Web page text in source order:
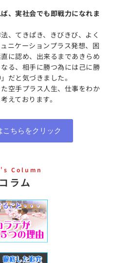
、実社会でも即戦力になれま
、てきぱき、きびきび、よく
ニケーションプラス発想、困
に認め、出来るまであきらめ
る、相手に勝つ為には己に勝
だと気づきました。
空手プラス人生、仕事をわか
えております。
ちらをクリック
Column
ラム